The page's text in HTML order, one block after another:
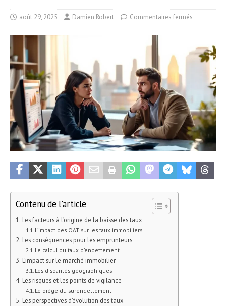
août 29, 2025 Damien Robert Commentaires fermés
Contenu de l'article
Les facteurs à l’origine de la baisse des taux
L’impact des OAT sur les taux immobiliers
Les conséquences pour les emprunteurs
Le calcul du taux d’endettement
L’impact sur le marché immobilier
Les disparités géographiques
Les risques et les points de vigilance
Le piège du surendettement
Les perspectives d’évolution des taux